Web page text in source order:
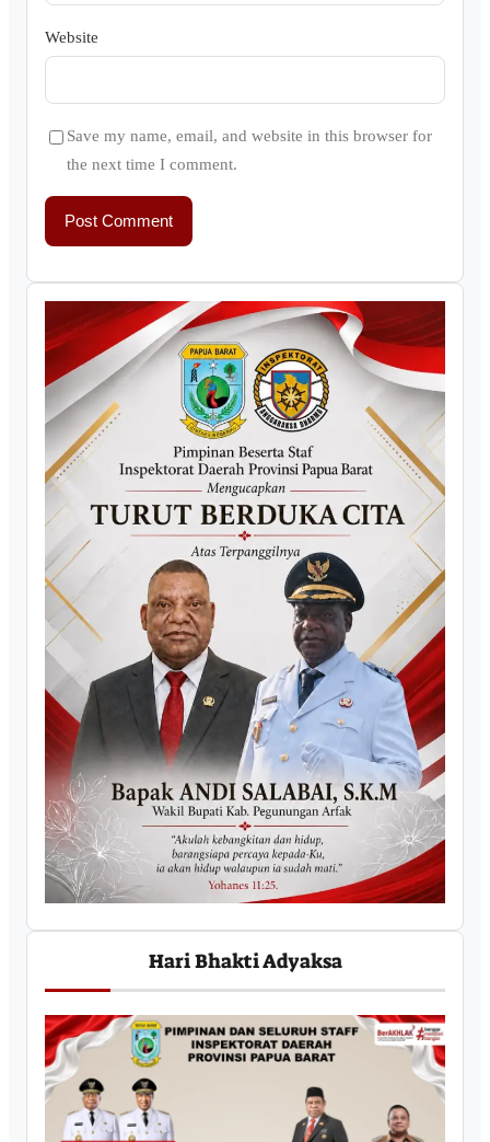
Website
Save my name, email, and website in this browser for
the next time I comment.
Hari Bhakti Adyaksa